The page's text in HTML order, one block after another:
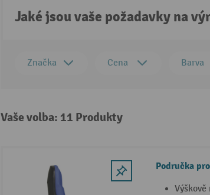
Jaké jsou vaše požadavky na
Značka Cena Barva
Vaše volba: 11 Produkty
Područka